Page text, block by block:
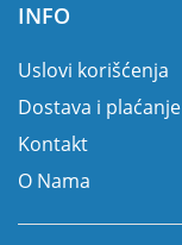
INFO
Uslovi korišćenja
Dostava i plaćanje
Kontakt
O Nama